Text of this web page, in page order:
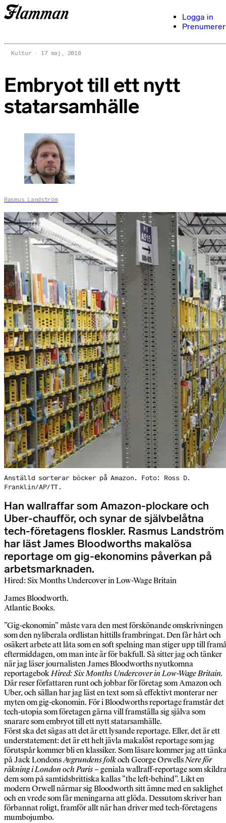
Logga in
Kultur 17 maj, 2018
Embryot till ett nytt
statarsamhälle
Rasmus Landström
Anställd sorterar böcker på Amazon. Foto: Ross D.
Franklin/AP/TT.
Han wallraffar som Amazon-plockare och
Uber-chaufför, och synar de självbelåtna
tech-företagens floskler. Rasmus Landström
har läst James Bloodworths makalösa
reportage om gig-ekonomins påverkan på
arbetsmarknaden.
Hired: Six Months Undercover in Low-Wage Britain
James Bloodworth.
Atlantic Books.
”Gig-ekonomin” måste vara den mest förskönande omskrivningen
som den nyliberala ordlistan hittills frambringat. Den får hårt och
osäkert arbete att låta som en soft spelning man stiger upp till
eftermiddagen, om man inte är för bakfull. Så sitter jag och tänker
när jag läser journalisten James Bloodworths nyutkomna
reportagebokHired: Six Months Undercover in Low-Wage Britain.
Där reser författaren runt och jobbar för företag som Amazon och
Uber, och sällan har jag läst en text som så effektivt monterar ner
myten om gig-ekonomin. För i Bloodworths reportage framstår det
tech-utopia som företagen gärna vill framställa sig själva som
snarare som embryot till ett nytt statarsamhälle.
Först ska det sägas att det är ett lysande reportage. Eller, det är ett
understatement: det är ett helt jävla makalöst reportage som jag
förutspår kommer bli en klassiker. Som läsare kommer jag att
på Jack LondonsAvgrundens folkoch George OrwellsNere för
räkning i London och Paris– geniala wallraff-reportage som
dem som på samtidsbrittiska kallas ”the left-behind”. Likt en
modern Orwell närmar sig Bloodworth sitt ämne med en saklighet
och en vrede som får meningarna att glöda. Dessutom skriver han
förbannat roligt, framför allt när han driver med tech-företagens
mumbojumbo.